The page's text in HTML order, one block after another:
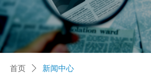
首页 ꄲ 新闻中心